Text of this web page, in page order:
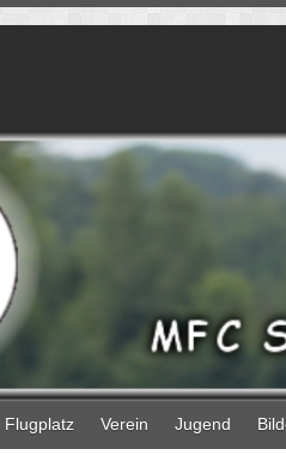
Flugplatz Verein Jugend